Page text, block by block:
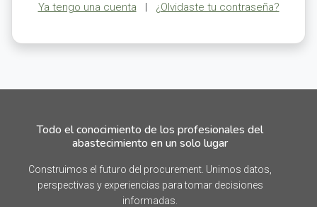
Ya tengo una cuenta | ¿Olvidaste tu contraseña?
Todo el conocimiento de los profesionales del
abastecimiento en un solo lugar
Construimos el futuro del procurement. Unimos datos,
perspectivas y experiencias para tomar decisiones
informadas.